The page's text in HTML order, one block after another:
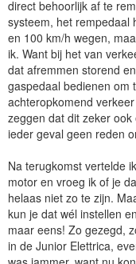
direct behoorlijk af te
systeem, het rempedaal
en 100 km/h wegen,
ik. Want bij het van
dat afremmen storend
gaspedaal bedienen om
achteropkomend
zeggen dat dit zeker
ieder geval geen reden
Na terugkomst vertelde
motor en vroeg ik of je
helaas niet zo te zijn.
kun je dat wél instellen
maar eens! Zo gezegd,
in de Junior Elettrica,